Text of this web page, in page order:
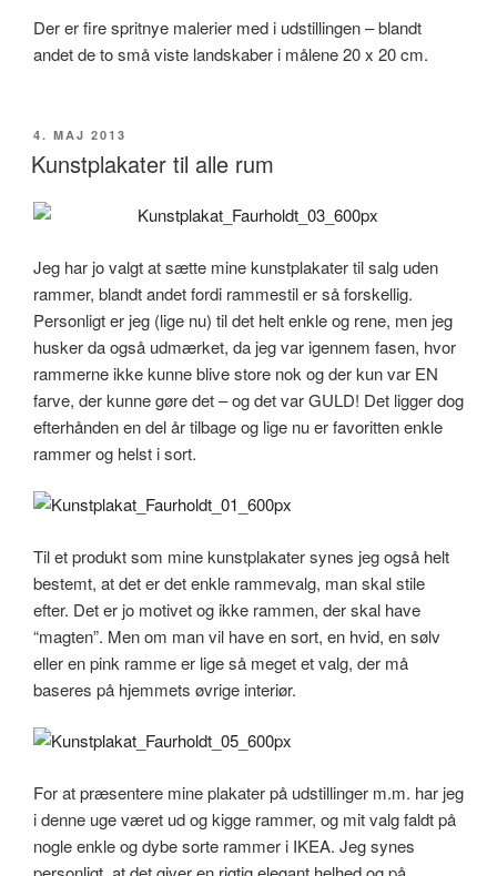
Der er fire spritnye malerier med i udstillingen – blandt
andet de to små viste landskaber i målene 20 x 20 cm.
UDGIVET
DEN
4. MAJ 2013
Kunstplakater til alle rum
Jeg har jo valgt at sætte mine kunstplakater til salg uden
rammer, blandt andet fordi rammestil er så forskellig.
Personligt er jeg (lige nu) til det helt enkle og rene, men jeg
husker da også udmærket, da jeg var igennem fasen, hvor
rammerne ikke kunne blive store nok og der kun var EN
farve, der kunne gøre det – og det var GULD! Det ligger dog
efterhånden en del år tilbage og lige nu er favoritten enkle
rammer og helst i sort.
Til et produkt som mine kunstplakater synes jeg også helt
bestemt, at det er det enkle rammevalg, man skal stile
efter. Det er jo motivet og ikke rammen, der skal have
“magten”. Men om man vil have en sort, en hvid, en sølv
eller en pink ramme er lige så meget et valg, der må
baseres på hjemmets øvrige interiør.
For at præsentere mine plakater på udstillinger m.m. har jeg
i denne uge været ud og kigge rammer, og mit valg faldt på
nogle enkle og dybe sorte rammer i IKEA. Jeg synes